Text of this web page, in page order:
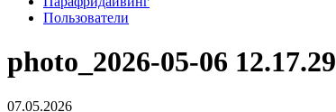
Пользователи
photo_2026-05-06 12.17.29
07.05.2026